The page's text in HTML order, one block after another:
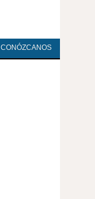
CONÓZCANOS